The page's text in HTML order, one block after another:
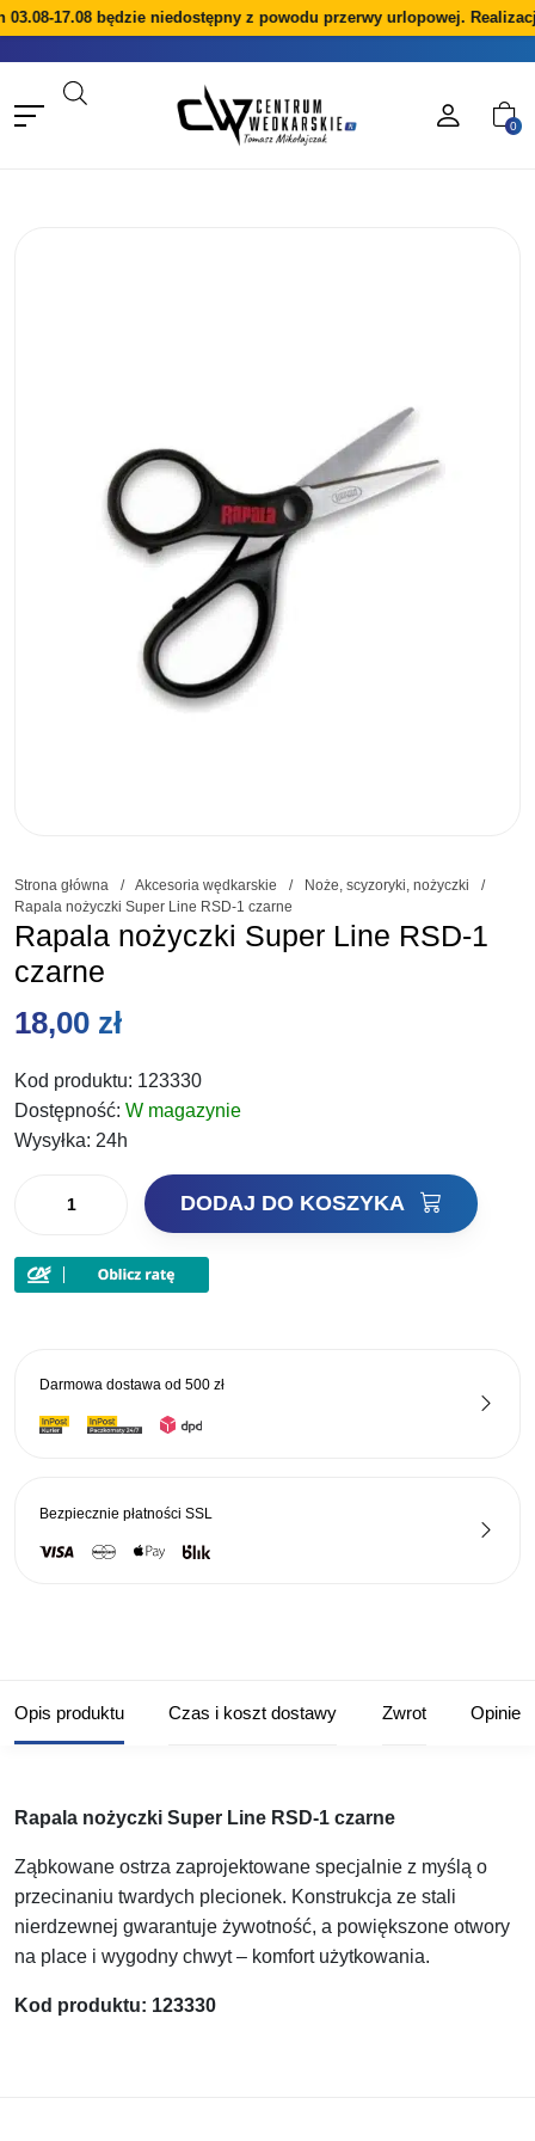
17.08 będzie niedostępny z powodu przerwy urlopowej. Realizacja
0
Strona główna / Akcesoria wędkarskie / Noże, scyzoryki, nożyczki
/
Rapala nożyczki Super Line RSD-1 czarne
Rapala nożyczki Super Line RSD-1
czarne
18,00 zł
Kod produktu: 123330
Dostępność: W magazynie
Wysyłka: 24h
Rapala
Super
czarne
DODAJ DO KOSZYKA
Darmowa dostawa od 500 zł
Bezpiecznie płatności SSL
Opis produktu Czas i koszt dostawy Zwrot Opinie
Rapala nożyczki Super Line RSD-1 czarne
Ząbkowane ostrza zaprojektowane specjalnie z myślą o
przecinaniu twardych plecionek. Konstrukcja ze stali
nierdzewnej gwarantuje żywotność, a powiększone otwory
na place i wygodny chwyt – komfort użytkowania.
Kod produktu: 123330